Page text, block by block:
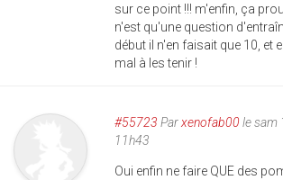
sur ce point !!! m'enfin, ça
n'est qu'une question
début il n'en faisait que 10, et
mal à les tenir !
#55723 Parxenofab00 le sam
11h43
Oui enfin ne faire QUE des